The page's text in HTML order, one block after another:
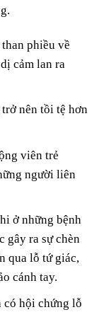
phiều về
cảm lan ra
nên tồi tệ hơn
viên trẻ
người liên
ở những bệnh
gây ra sự chèn
qua lỗ tứ giác,
cánh tay.
có hội chứng lỗ